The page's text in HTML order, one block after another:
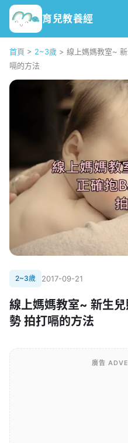
育兒教養經
首頁 > 2~3歲 > 線上媽媽教室~
嗝的方法
2~3歲 2017-09-21
線上媽媽教室~ 新生
勢 拍打嗝的方法
廣告